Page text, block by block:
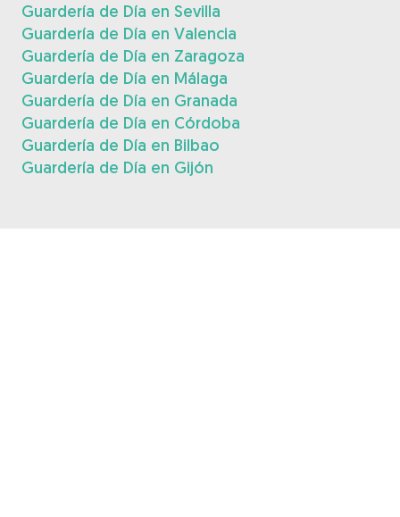
Guardería de Día en Sevilla
Guardería de Día en Valencia
Guardería de Día en Zaragoza
Guardería de Día en Málaga
Guardería de Día en Granada
Guardería de Día en Córdoba
Guardería de Día en Bilbao
Guardería de Día en Gijón